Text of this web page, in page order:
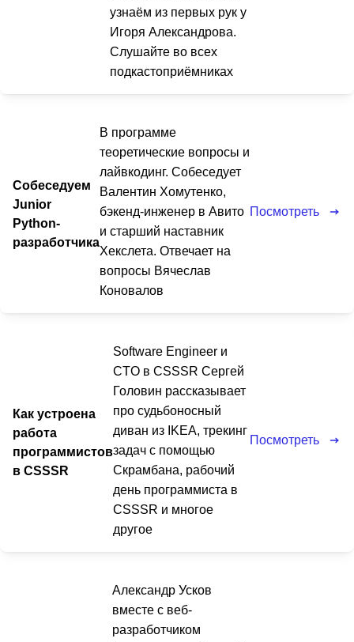
узнаём из первых рук у
Игоря Александрова.
Слушайте во всех
подкастоприёмниках
Собеседуем
Junior
Python-
разработчика
В программе
теоретические вопросы и
лайвкодинг. Собеседует
Валентин Хомутенко,
бэкенд-инженер в Авито
и старший наставник
Хекслета. Отвечает на
вопросы Вячеслав
Коновалов
Посмотреть
Как устроена
работа
программистов
в CSSSR
Software Engineer и
CTO в CSSSR Сергей
Головин рассказывает
про судьбоносный
диван из IKEA, трекинг
задач с помощью
Скрамбана, рабочий
день программиста в
CSSSR и многое
другое
Посмотреть
Александр Усков
вместе с веб-
разработчиком